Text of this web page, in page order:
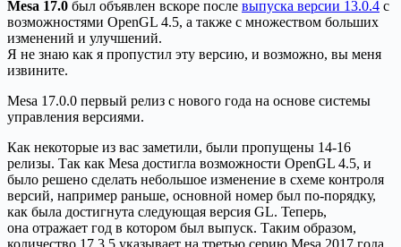
Mesa 17.0 был объявлен вскоре после выпуска версии 13.0.4 с
возможностями OpenGL 4.5, а также с множеством больших
изменений и улучшений.
Я не знаю как я пропустил эту версию, и возможно, вы меня
извините.
Mesa 17.0.0 первый релиз с нового года на основе системы
управления версиями.
Как некоторые из вас заметили, были пропущены 14-16
релизы. Так как Mesa достигла возможности OpenGL 4.5, и
было решено сделать небольшое изменение в схеме контроля
версий, например раньше, основной номер был по-порядку,
как была достигнута следующая версия GL. Теперь,
она отражает год в котором был выпуск. Таким образом,
количество 17.3.5 указывает на третью серию Mesa 2017 года,